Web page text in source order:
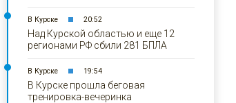
В Курске 20:52
Над Курской областью и еще 12
регионами РФ сбили 281 БПЛА
В Курске 19:54
В Курске прошла беговая
тренировка-вечеринка